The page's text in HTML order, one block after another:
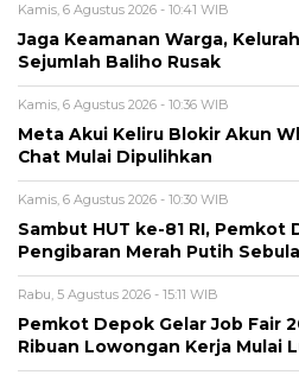
Kamis, 6 Agustus 2026 - 10:41 WIB
Jaga Keamanan Warga,
Sejumlah Baliho Rusak
Kamis, 6 Agustus 2026 - 10:36 WIB
Meta Akui Keliru Blokir Akun
Chat Mulai Dipulihkan
Kamis, 6 Agustus 2026 - 10:30 WIB
Sambut HUT ke-81 RI, Pemkot
Pengibaran Merah Putih
Rabu, 5 Agustus 2026 - 15:11 WIB
Pemkot Depok Gelar Job Fair
Ribuan Lowongan Kerja Mulai